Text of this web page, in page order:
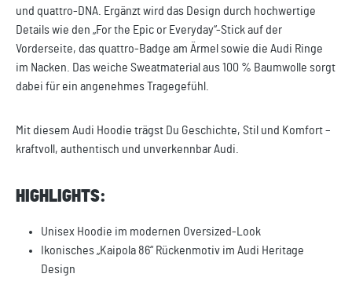
und quattro-DNA. Ergänzt wird das Design durch hochwertige
Details wie den „For the Epic or Everyday“-Stick auf der
Vorderseite, das quattro-Badge am Ärmel sowie die Audi Ringe
im Nacken. Das weiche Sweatmaterial aus 100 % Baumwolle sorgt
dabei für ein angenehmes Tragegefühl.
Mit diesem Audi Hoodie trägst Du Geschichte, Stil und Komfort –
kraftvoll, authentisch und unverkennbar Audi.
HIGHLIGHTS:
Unisex Hoodie im modernen Oversized-Look
Ikonisches „Kaipola 86“ Rückenmotiv im Audi Heritage
Design